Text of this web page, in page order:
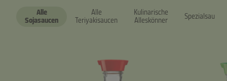
Alle
Sojasaucen
Alle
Teriyakisaucen
Kulinarische
Alleskönner
Spezialsaucen